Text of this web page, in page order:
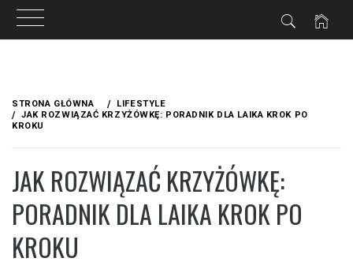
treści
STRONA GŁÓWNA
LIFESTYLE
JAK ROZWIĄZAĆ KRZYŻÓWKĘ: PORADNIK DLA LAIKA KROK PO
KROKU
JAK ROZWIĄZAĆ KRZYŻÓWKĘ:
PORADNIK DLA LAIKA KROK PO
KROKU